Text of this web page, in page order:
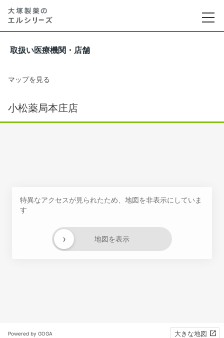
取扱い医療機関・店舗
マップを見る
小松薬局本庄店
特異なアクセスが見られたため、地図を非表示にしていま
す
地図を表示
›
Powered by GOGA 大きな地図